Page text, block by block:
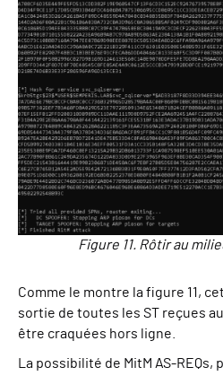
Figure 11. Rôtir au
Comme le montre la figure 11,
sortie de toutes les ST reçues
être craquées hors ligne.
La possibilité de MitM AS-